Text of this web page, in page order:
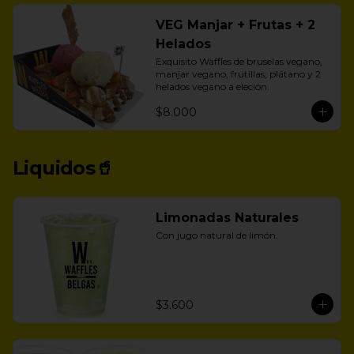
VEG Manjar + Frutas + 2
Helados
Exquisito Waffles de bruselas vegano,
manjar vegano, frutillas, plátano y 2
helados vegano a eleción.
$8.000
Liquidos🥤
Limonadas Naturales
Con jugo natural de limón.
$3.600